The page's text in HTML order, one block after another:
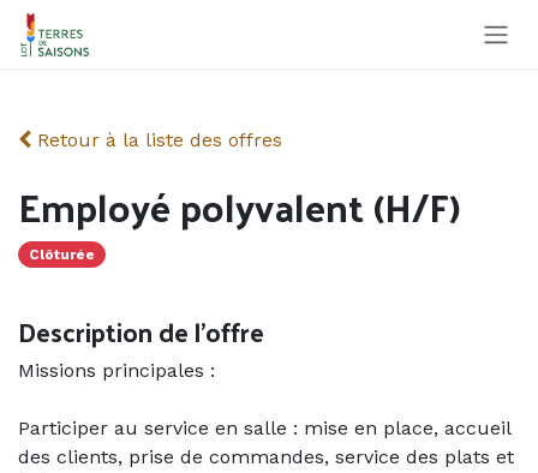
Se rendre au contenu
Retour à la liste des offres
Employé polyvalent (H/F)
Clôturée
Description de l'offre
Missions principales :
Participer au service en salle : mise en place, accueil
des clients, prise de commandes, service des plats et